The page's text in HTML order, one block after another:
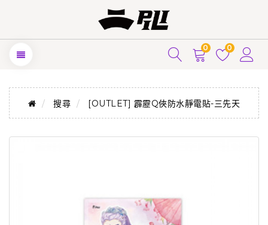
0 0
搜尋 [OUTLET] 霹靂Q俠防水靜電貼-三先天